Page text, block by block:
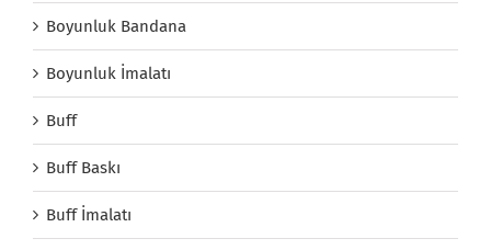
Boyunluk Bandana
Boyunluk İmalatı
Buff
Buff Baskı
Buff İmalatı